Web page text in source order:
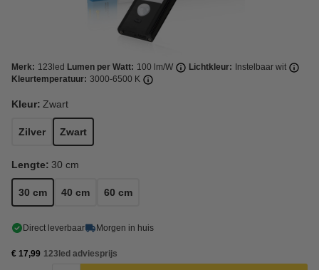
Merk: 123led Lumen per Watt: 100 lm/W Lichtkleur:
Instelbaar wit
Kleurtemperatuur: 3000-6500 K
Kleur: Zwart
Zilver Zwart
Lengte: 30 cm
30 cm 40 cm 60 cm
Direct leverbaar Morgen in huis
€ 17,99 123led adviesprijs